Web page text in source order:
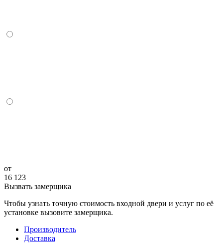
от
16 123
Вызвать замерщика
Чтобы узнать точную стоимость входной двери и услуг по её
установке вызовите замерщика.
Производитель
Доставка